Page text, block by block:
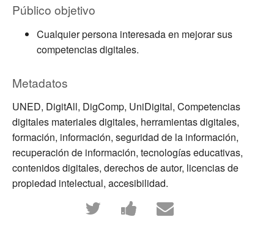
Público objetivo
Cualquier persona interesada en mejorar sus
competencias digitales.
Metadatos
UNED, DigitAll, DigComp, UniDigital, Competencias
digitales materiales digitales, herramientas digitales,
formación, información, seguridad de la información,
recuperación de información, tecnologías educativas,
contenidos digitales, derechos de autor, licencias de
propiedad intelectual, accesibilidad.
Tweet
that
you've
Post
a Facebook
Email
someone
to